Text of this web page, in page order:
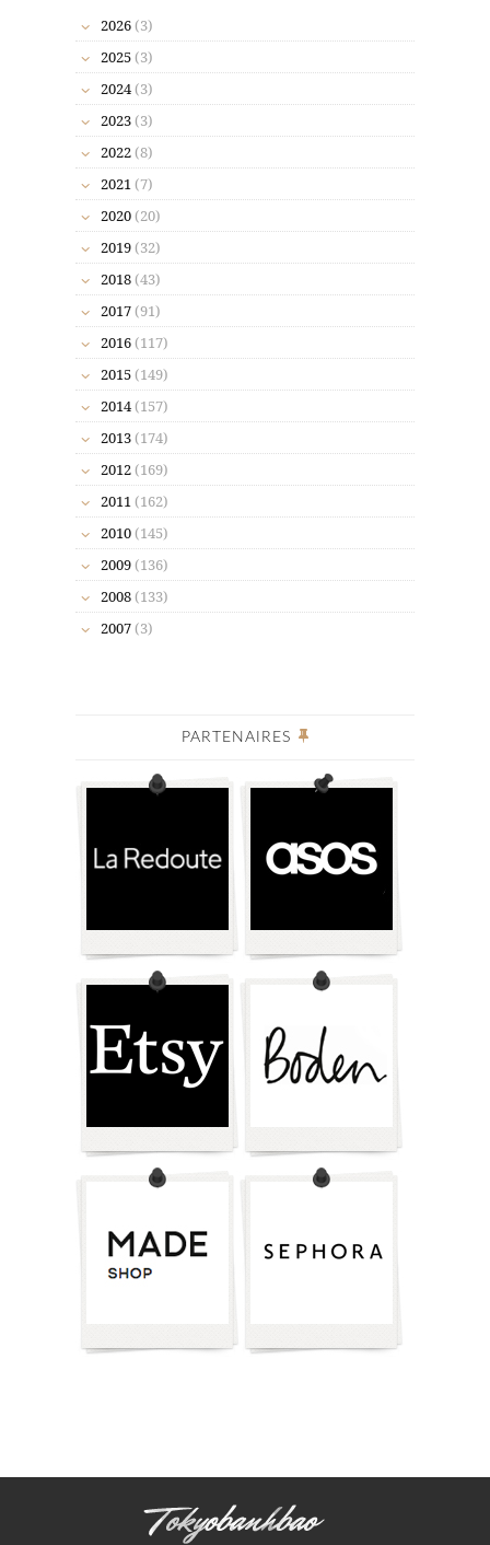
2026 (3)
2025 (3)
2024 (3)
2023 (3)
2022 (8)
2021 (7)
2020 (20)
2019 (32)
2018 (43)
2017 (91)
2016 (117)
2015 (149)
2014 (157)
2013 (174)
2012 (169)
2011 (162)
2010 (145)
2009 (136)
2008 (133)
2007 (3)
PARTENAIRES